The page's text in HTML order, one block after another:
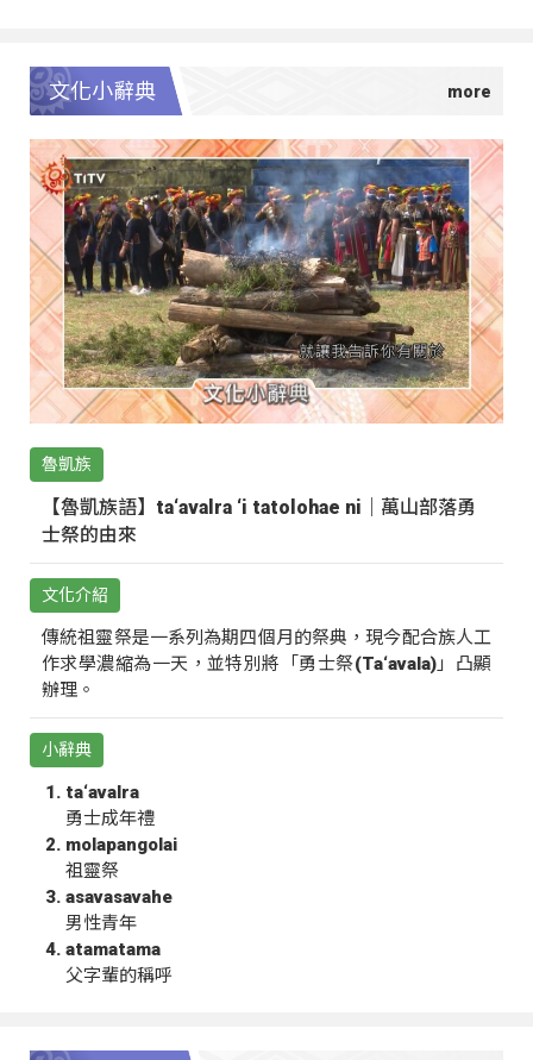
文化小辭典
魯凱族
【魯凱族語】ta‘avalra ‘i tatolohae ni｜萬山部落勇
士祭的由來
文化介紹
傳統祖靈祭是一系列為期四個月的祭典，現今配合族人工
作求學濃縮為一天，並特別將「勇士祭(Ta‘avala)」凸顯
辦理。
小辭典
ta‘avalra
勇士成年禮
molapangolai
祖靈祭
asavasavahe
男性青年
atamatama
父字輩的稱呼